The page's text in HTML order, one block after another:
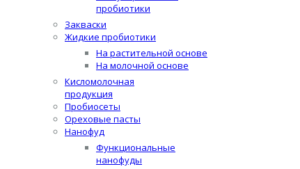
пробиотики
Закваски
Жидкие пробиотики
На растительной основе
На молочной основе
Кисломолочная
продукция
Пробиосеты
Ореховые пасты
Нанофуд
Функциональные
нанофуды